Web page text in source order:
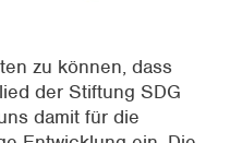
zu können, dass
der Stiftung SDG
damit für die